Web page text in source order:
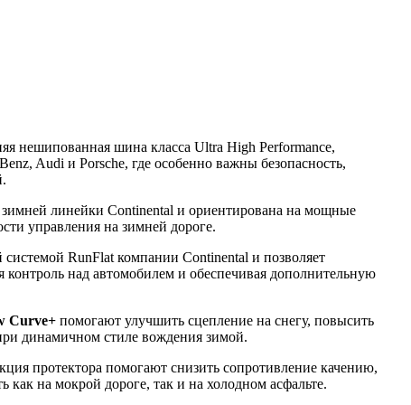
нешипованная шина класса Ultra High Performance,
Audi и Porsche, где особенно важны безопасность,
зимней линейки Continental и ориентирована на мощные
управления на зимней дороге.
системой RunFlat компании Continental и позволяет
над автомобилем и обеспечивая дополнительную
Curve+ помогают улучшить сцепление на снегу, повысить
динамичном стиле вождения зимой.
протектора помогают снизить сопротивление качению,
на мокрой дороге, так и на холодном асфальте.